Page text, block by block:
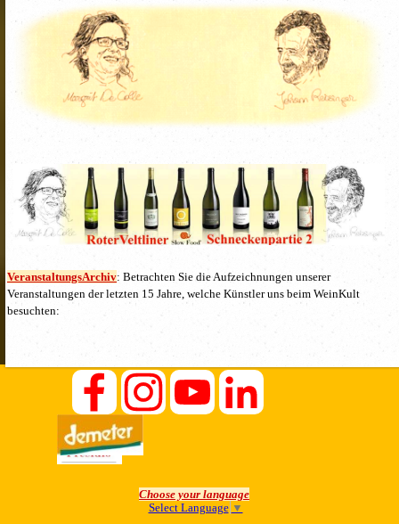
VeranstaltungsArchiv: Betrachten Sie die Aufzeichnungen unserer
Veranstaltungen der letzten 15 Jahre, welche Künstler uns beim WeinKult
besuchten:
Choose your language
Select Language ▼